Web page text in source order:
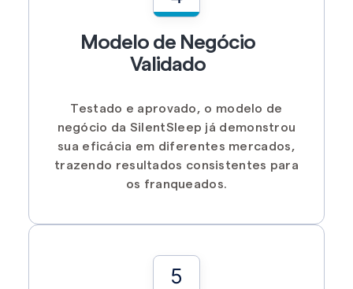
Modelo de Negócio
Validado
Testado e aprovado, o modelo de
negócio da SilentSleep já demonstrou
sua eficácia em diferentes mercados,
trazendo resultados consistentes para
os franqueados.
5